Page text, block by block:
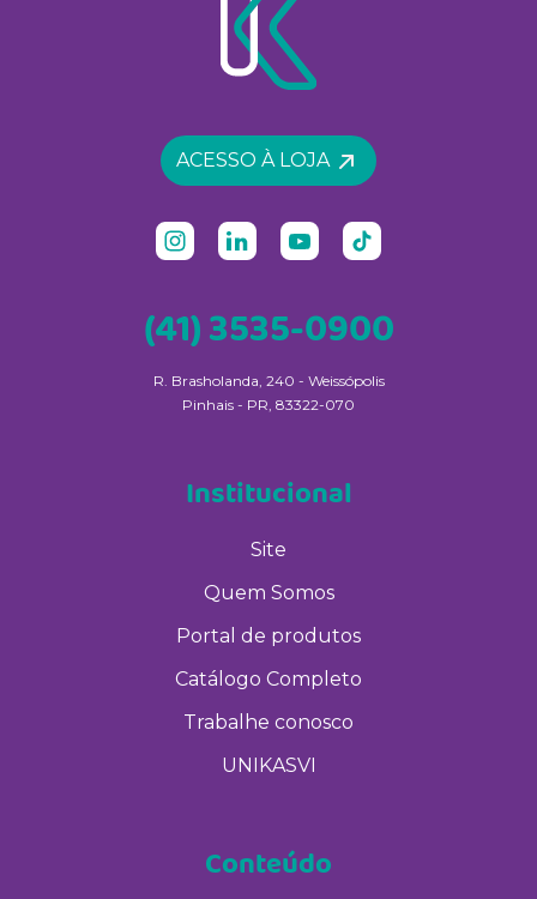
ACESSO À LOJA
(41) 3535-0900
R. Brasholanda, 240 - Weissópolis
Pinhais - PR, 83322-070
Institucional
Site
Quem Somos
Portal de produtos
Catálogo Completo
Trabalhe conosco
UNIKASVI
Conteúdo